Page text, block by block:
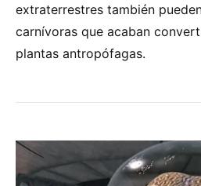
extraterrestres también
carnívoras que acaban
plantas antropófagas.